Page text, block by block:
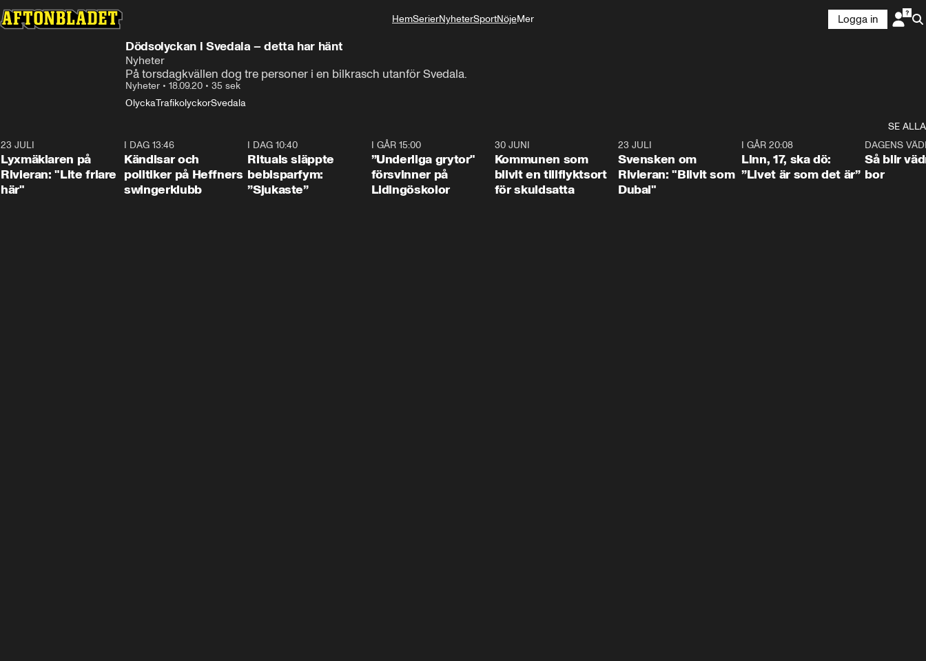
HemSerierNyheterSportNöjeMer
Logga in
Dödsolyckan i Svedala – detta har hänt
Nyheter
På torsdagkvällen dog tre personer i en bilkrasch utanför Svedala.
Nyheter • 18.09.20 • 35 sek
OlyckaTrafikolyckorSvedala
SE ALLA
23 JULI
Lyxmäklaren på
Rivieran: "Lite friare
här"
I DAG 13:46
Kändisar och
politiker på Heffners
swingerklubb
I DAG 10:40
Rituals släppte
bebisparfym:
”Sjukaste”
I GÅR 15:00
”Underliga grytor"
försvinner på
Lidingöskolor
30 JUNI
Kommunen som
blivit en tillflyktsort
för skuldsatta
23 JULI
Svensken om
Rivieran: "Blivit som
Dubai"
I GÅR 20:08
Linn, 17, ska dö:
”Livet är som det är”
DAGENS
Så blir
bor